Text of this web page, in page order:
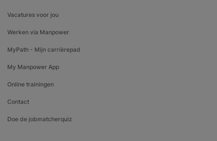
Vacatures voor jou
Werken via Manpower
MyPath - Mijn carrièrepad
My Manpower App
Online trainingen
Contact
Doe de jobmatcherquiz